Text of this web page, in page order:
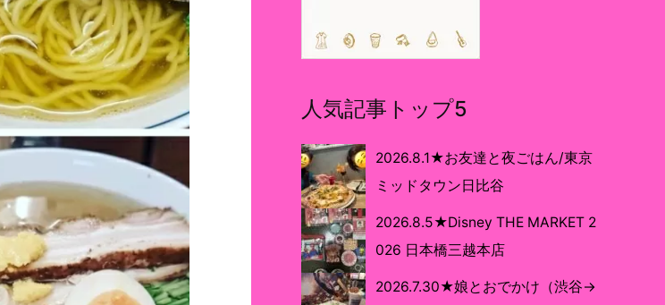
人気記事トップ5
2026.8.1★お友達と夜ごはん/東京
ミッドタウン日比谷
2026.8.5★Disney THE MARKET 2
026 日本橋三越本店
2026.7.30★娘とおでかけ（渋谷→